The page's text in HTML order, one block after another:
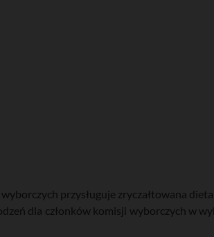
przysługuje zryczałtowana
dla członków komisji wyborczych w